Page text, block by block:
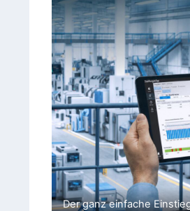
Der ganz einfache